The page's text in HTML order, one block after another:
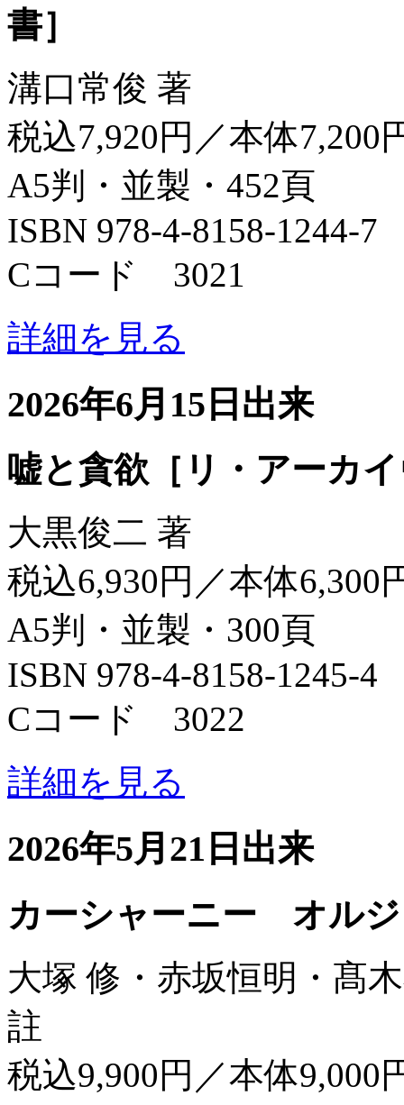
書］
溝口常俊 著
税込7,920円／本体7,200
A5判・並製・452頁
ISBN 978-4-8158-1244-7
Cコード 3021
詳細を見る
2026年6月15日出来
嘘と貪欲［リ・アーカ
大黒俊二 著
税込6,930円／本体6,300
A5判・並製・300頁
ISBN 978-4-8158-1245-4
Cコード 3022
詳細を見る
2026年5月21日出来
カーシャーニー オル
大塚 修・赤坂恒明・髙
註
税込9,900円／本体9,000